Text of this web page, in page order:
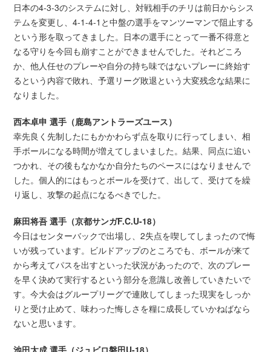
日本の4-3-3のシステムに対し、対戦相手のチリは前日からシス
テムを変更し、4-1-4-1と中盤の選手をマンツーマンで阻止する
という形を取ってきました。日本の選手にとって一番不得意と
なる守りを今回も崩すことができませんでした。それどころ
か、他人任せのプレーや自分の持ち味ではないプレーに終始す
るという内容で敗れ、予選リーグ敗退という大変残念な結果に
なりました。
西本卓申 選手（鹿島アントラーズユース）
幸先良く先制したにもかかわらず点を取りに行ってしまい、相
手ボールになる時間が増えてしまいました。結果、同点に追い
つかれ、その後もなかなか自分たちのペースにはなりませんで
した。個人的にはもっとボールを受けて、出して、受けてを繰
り返し、攻撃の起点になるべきでした。
麻田将吾 選手（京都サンガF.C.U-18）
今日はセンターバックで出場し、2失点を喫してしまったので悔
いが残っています。ビルドアップのところでも、ボールが来て
から考えてパスを出すといった状況があったので、次のプレー
を早く決めて実行するという部分を意識し改善していきたいで
す。今大会はグループリーグで連敗してしまった現実をしっか
りと受け止めて、味わった悔しさを糧に成長していかねばなら
ないと思います。
池田太成 選手（ジュビロ磐田U-18）